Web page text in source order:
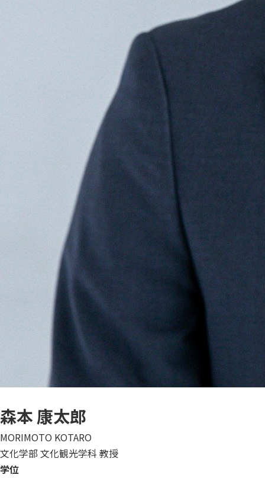
森本 康太郎
MORIMOTO KOTARO
文化学部 文化観光学科 教授
学位